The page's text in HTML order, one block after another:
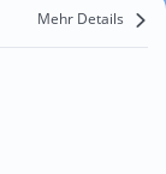
Mehr Details